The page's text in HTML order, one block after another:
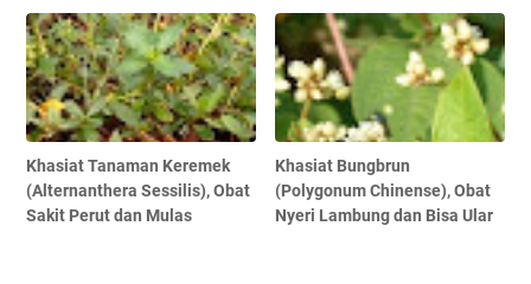
Khasiat Tanaman Keremek
(Alternanthera Sessilis), Obat
Sakit Perut dan Mulas
Khasiat Bungbrun
(Polygonum Chinense), Obat
Nyeri Lambung dan Bisa Ular